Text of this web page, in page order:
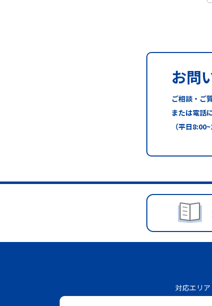
お問
ご相談・ご
または電話
（平日
対応エリア